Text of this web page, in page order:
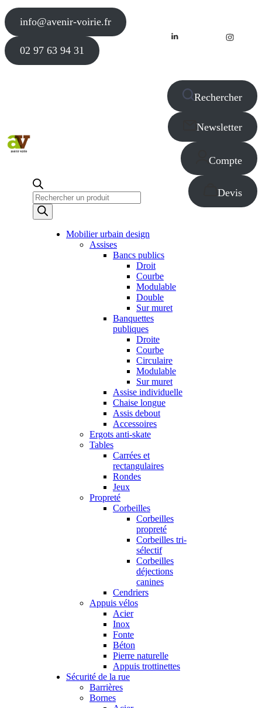
info@avenir-voirie.fr
02 97 63 94 31
Recherche
de
produits
Rechercher
Newsletter
Compte
Devis
Mobilier urbain design
Assises
Bancs publics
Droit
Courbe
Modulable
Double
Sur muret
Banquettes
publiques
Droite
Courbe
Circulaire
Modulable
Sur muret
Assise individuelle
Chaise longue
Assis debout
Accessoires
Ergots anti-skate
Tables
Carrées et
rectangulaires
Rondes
Jeux
Propreté
Corbeilles
Corbeilles
propreté
Corbeilles tri-
sélectif
Corbeilles
déjections
canines
Cendriers
Appuis vélos
Acier
Inox
Fonte
Béton
Pierre naturelle
Appuis trottinettes
Sécurité de la rue
Barrières
Bornes